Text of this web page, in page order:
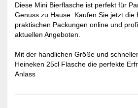
Diese Mini Bierflasche ist perfekt für
Genuss zu Hause. Kaufen Sie jetzt die
praktischen Packungen online und
aktuellen Angeboten.
Mit der handlichen Größe und
Heineken 25cl Flasche die perfekte
Anlass